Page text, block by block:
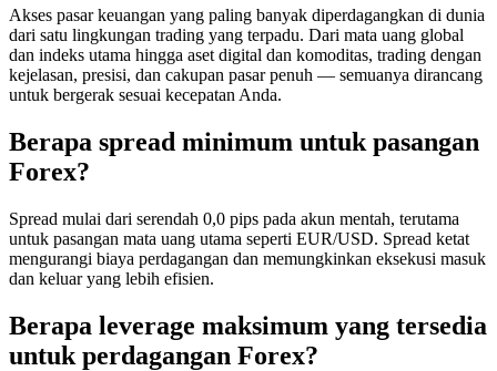
Akses pasar keuangan yang paling banyak diperdagangkan di dunia
dari satu lingkungan trading yang terpadu. Dari mata uang global
dan indeks utama hingga aset digital dan komoditas, trading dengan
kejelasan, presisi, dan cakupan pasar penuh — semuanya dirancang
untuk bergerak sesuai kecepatan Anda.
Berapa spread minimum untuk pasangan
Forex?
Spread mulai dari serendah 0,0 pips pada akun mentah, terutama
untuk pasangan mata uang utama seperti EUR/USD. Spread ketat
mengurangi biaya perdagangan dan memungkinkan eksekusi masuk
dan keluar yang lebih efisien.
Berapa leverage maksimum yang tersedia
untuk perdagangan Forex?